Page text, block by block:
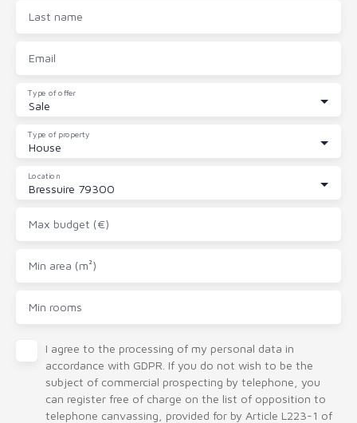
Last name
Email
Sale
Type of offer
House
Type of property
Bressuire 79300
Location
Max budget (€)
Min area (m²)
Min rooms
I agree to the processing of my personal data in
accordance with GDPR. If you do not wish to be the
subject of commercial prospecting by telephone, you
can register free of charge on the list of opposition to
telephone canvassing, provided for by Article L223-1 of